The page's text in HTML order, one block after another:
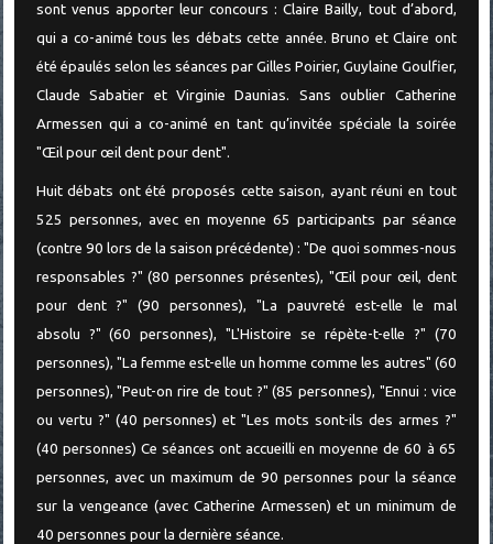
sont venus apporter leur concours : Claire Bailly, tout d’abord,
qui a co-animé tous les débats cette année. Bruno et Claire ont
été épaulés selon les séances par Gilles Poirier, Guylaine Goulfier,
Claude Sabatier et Virginie Daunias. Sans oublier Catherine
Armessen qui a co-animé en tant qu’invitée spéciale la soirée
"Œil pour œil dent pour dent".
Huit débats ont été proposés cette saison, ayant réuni en tout
525 personnes, avec en moyenne 65 participants par séance
(contre 90 lors de la saison précédente) : "De quoi sommes-nous
responsables ?" (80 personnes présentes), "Œil pour œil, dent
pour dent ?" (90 personnes), "La pauvreté est-elle le mal
absolu ?" (60 personnes), "L'Histoire se répète-t-elle ?" (70
personnes), "La femme est-elle un homme comme les autres" (60
personnes), "Peut-on rire de tout ?" (85 personnes), "Ennui : vice
ou vertu ?" (40 personnes) et "Les mots sont-ils des armes ?"
(40 personnes) Ce séances ont accueilli en moyenne de 60 à 65
personnes, avec un maximum de 90 personnes pour la séance
sur la vengeance (avec Catherine Armessen) et un minimum de
40 personnes pour la dernière séance.